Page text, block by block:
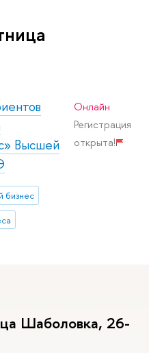
Онлайн
Регистрация
открыта!
Высшей
бизнес
Шаболовка, 26-